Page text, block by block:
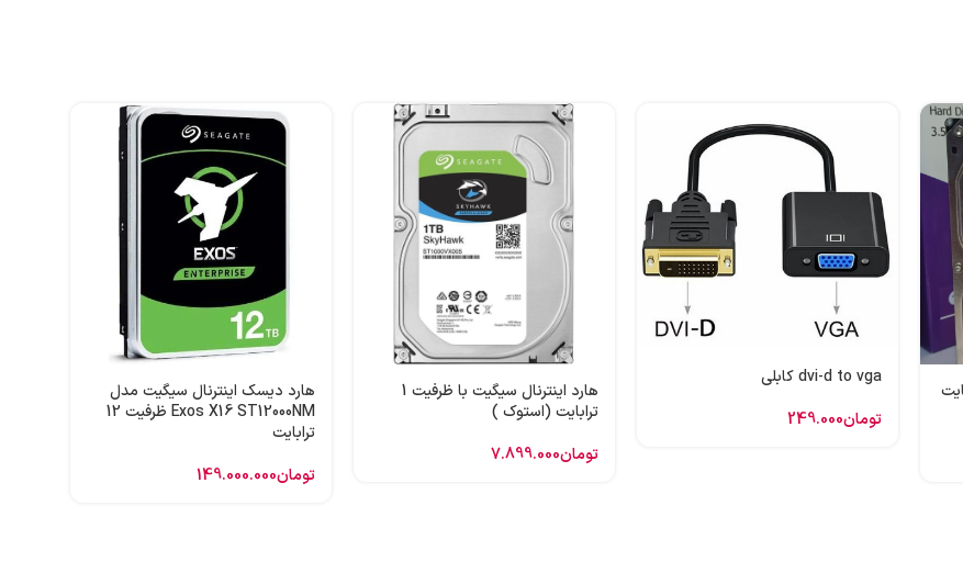
بنفش 1 ترابایت
dvi-d to vga کابلی
تومان249.000
هارد اینترنال سیگیت با ظرفیت 1
ترابایت (استوک )
تومان7.899.000
هارد دیسک اینترنال سیگیت مدل
Exos X16 ST12000NM ظرفیت 12
ترابایت
تومان149.000.000